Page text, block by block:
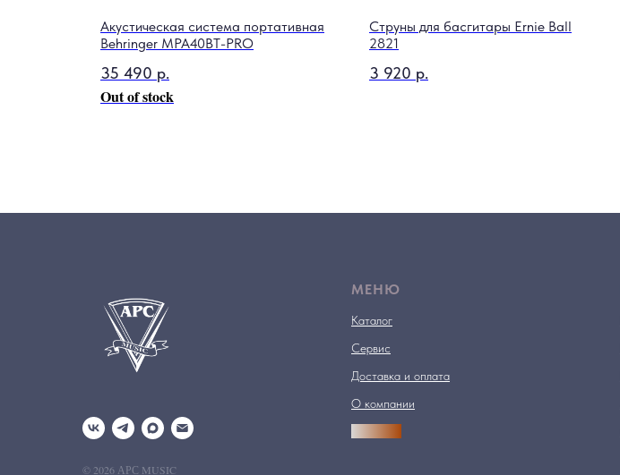
Акустическая система портативная
Behringer MPA40BT-PRO
35 490 р.
Out of stock
Струны для басгитары Ernie Ball
2821
3 920 р.
© 2026 АРС MUSIC
МЕНЮ
Каталог
Сервис
Доставка и оплата
О компании